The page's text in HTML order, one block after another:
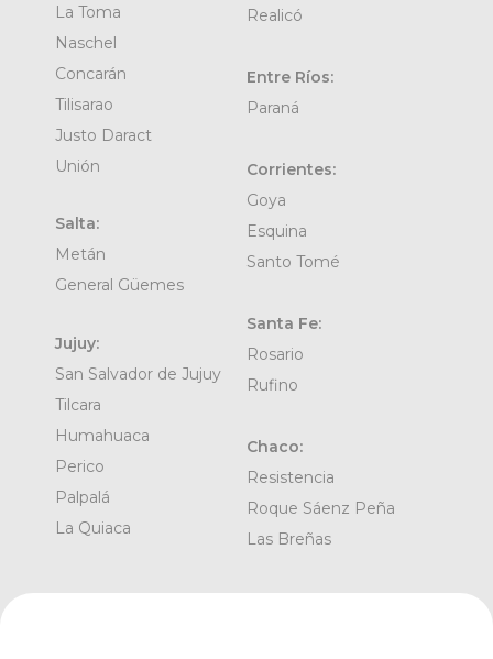
La Toma
Naschel
Concarán
Tilisarao
Justo Daract
Unión
Salta:
Metán
General Güemes
Jujuy:
San Salvador de Jujuy
Tilcara
Humahuaca
Perico
Palpalá
La Quiaca
Realicó
Entre Ríos:
Paraná
Corrientes:
Goya
Esquina
Santo Tomé
Santa Fe:
Rosario
Rufino
Chaco:
Resistencia
Roque Sáenz Peña
Las Breñas